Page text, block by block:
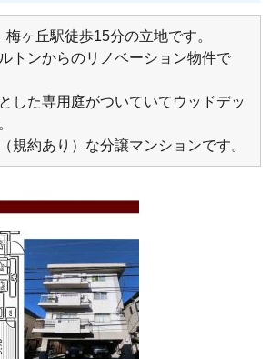
梅ヶ丘駅徒歩15分の立地です。
トンからのリノベーション物件で
した専用庭がついていてウッドデッ
規約あり）な分譲マンションです。